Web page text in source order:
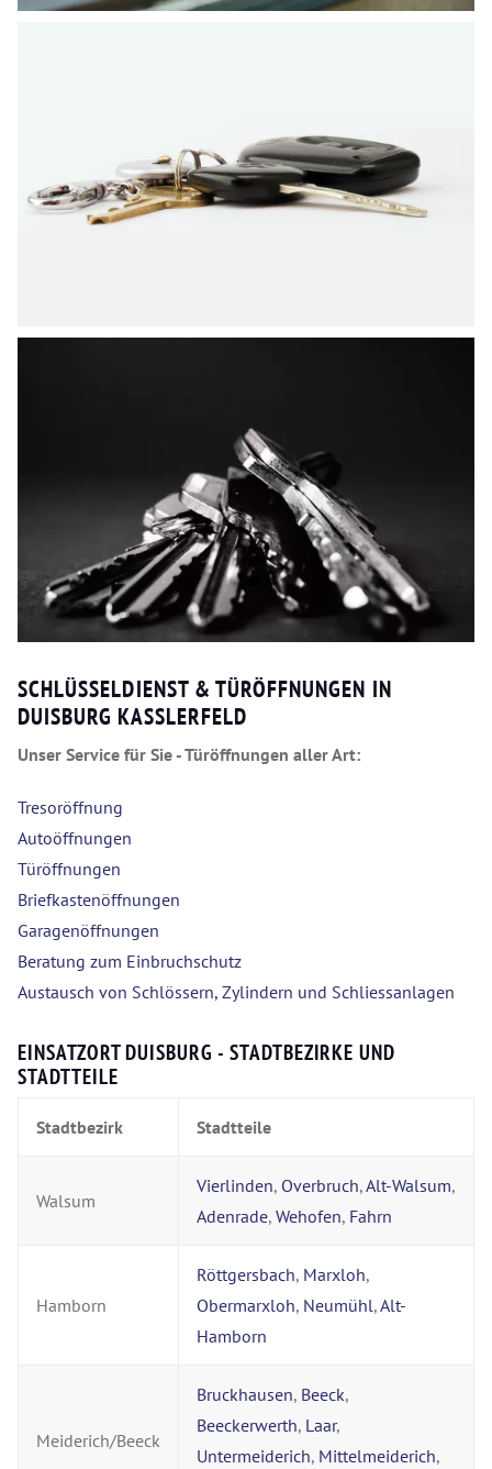
SCHLÜSSELDIENST & TÜRÖFFNUNGEN IN
DUISBURG KASSLERFELD
Unser Service für Sie - Türöffnungen aller Art:
Tresoröffnung
Autoöffnungen
Türöffnungen
Briefkastenöffnungen
Garagenöffnungen
Beratung zum Einbruchschutz
Austausch von Schlössern, Zylindern und Schliessanlagen
EINSATZORT DUISBURG - STADTBEZIRKE UND
STADTTEILE
Stadtbezirk Stadtteile
Walsum
Vierlinden, Overbruch,Alt-Walsum,
Adenrade, Wehofen, Fahrn
Hamborn
Röttgersbach, Marxloh,
Obermarxloh, Neumühl,Alt-
Hamborn
Meiderich/Beeck
Bruckhausen, Beeck,
Beeckerwerth, Laar,
Untermeiderich, Mittelmeiderich,